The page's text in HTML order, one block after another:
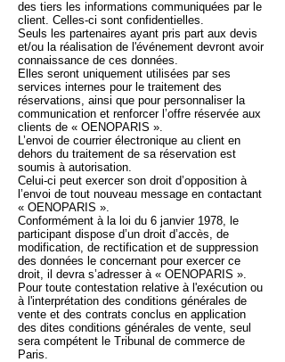
des tiers les informations communiquées par le
client. Celles-ci sont confidentielles.
Seuls les partenaires ayant pris part aux devis
et/ou la réalisation de l'événement devront avoir
connaissance de ces données.
Elles seront uniquement utilisées par ses
services internes pour le traitement des
réservations, ainsi que pour personnaliser la
communication et renforcer l’offre réservée aux
clients de « OENOPARIS ».
L’envoi de courrier électronique au client en
dehors du traitement de sa réservation est
soumis à autorisation.
Celui-ci peut exercer son droit d’opposition à
l’envoi de tout nouveau message en contactant
« OENOPARIS ».
Conformément à la loi du 6 janvier 1978, le
participant dispose d’un droit d’accès, de
modification, de rectification et de suppression
des données le concernant pour exercer ce
droit, il devra s’adresser à « OENOPARIS ».
Pour toute contestation relative à l'exécution ou
à l'interprétation des conditions générales de
vente et des contrats conclus en application
des dites conditions générales de vente, seul
sera compétent le Tribunal de commerce de
Paris.